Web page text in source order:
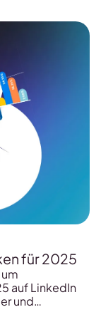
dabei!
für 2025
auf LinkedIn
und